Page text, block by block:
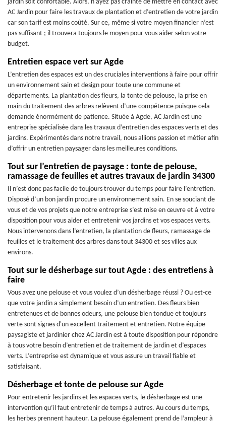
jardin soit confortable. Alors, n’ayez pas crainte de mettre en contact avec
AC Jardin pour faire les travaux de plantation et d’entretien de votre jardin
car son tarif est moins coûté. Sur ce, même si votre moyen financier n’est
pas suffisant ; il trouvera toujours le moyen pour vous aider selon votre
budget.
Entretien espace vert sur Agde
L’entretien des espaces est un des cruciales interventions à faire pour offrir
un environnement sain et design pour toute une commune et
départements. La plantation des fleurs, la tonte de pelouse, la prise en
main du traitement des arbres relèvent d’une compétence puisque cela
demande énormément de patience. Située à Agde, AC Jardin est une
entreprise spécialisée dans les travaux d’entretien des espaces verts et des
jardins. Expérimentés dans notre travail, nous allions passion et métier afin
d’offrir un entretien paysager dans les meilleures conditions.
Tout sur l’entretien de paysage : tonte de pelouse,
ramassage de feuilles et autres travaux de jardin 34300
Il n’est donc pas facile de toujours trouver du temps pour faire l’entretien.
Disposé d’un bon jardin procure un environnement sain. En se souciant de
vous et de vos projets que notre entreprise s’est mise en œuvre et à votre
disposition pour vous aider et entretenir vos jardins et vos espaces verts.
Nous intervenons dans l’entretien, la plantation de fleurs, ramassage de
feuilles et le traitement des arbres dans tout 34300 et ses villes aux
environs.
Tout sur le désherbage sur tout Agde : des entretiens à
faire
Vous avez une pelouse et vous voulez d’un désherbage réussi ? Ou est-ce
que votre jardin a simplement besoin d’un entretien. Des fleurs bien
entretenues et de bonnes odeurs, une pelouse bien tondue et toujours
verte sont signes d'un excellent traitement et entretien. Notre équipe
paysagiste et jardinier chez AC Jardin est à toute disposition pour répondre
à tous votre besoin d’entretien et de traitement de jardin et d’espaces
verts. L’entreprise est dynamique et vous assure un travail fiable et
satisfaisant.
Désherbage et tonte de pelouse sur Agde
Pour entretenir les jardins et les espaces verts, le désherbage est une
intervention qu’il faut entretenir de temps à autres. Au cours du temps,
les herbes prennent hauteur. La pelouse également prend de l’ampleur à